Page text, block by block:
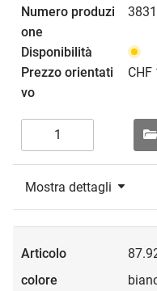
3831
Mostra dettagli